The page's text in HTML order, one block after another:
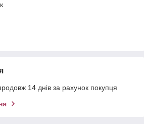
14 днів за рахунок покупця